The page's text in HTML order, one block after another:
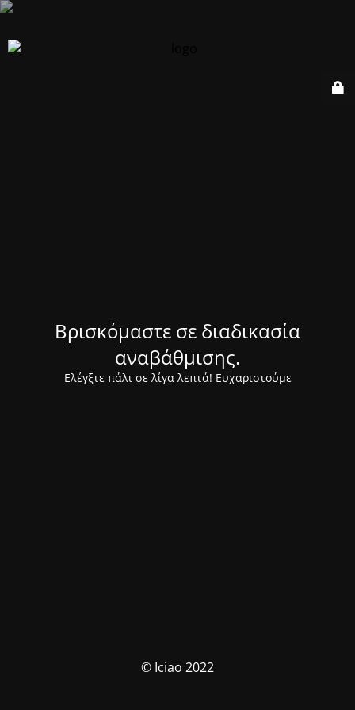
Βρισκόμαστε σε διαδικασία
αναβάθμισης.
Ελέγξτε πάλι σε λίγα λεπτά! Ευχαριστούμε
© Iciao 2022